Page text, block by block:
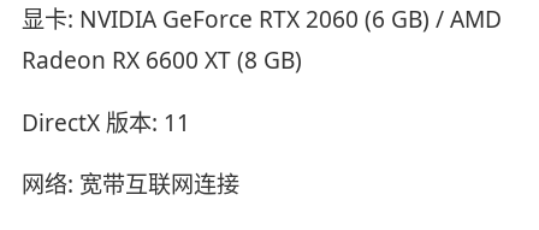
显卡: NVIDIA GeForce RTX 2060 (6 GB) / AMD
Radeon RX 6600 XT (8 GB)
DirectX 版本: 11
网络: 宽带互联网连接